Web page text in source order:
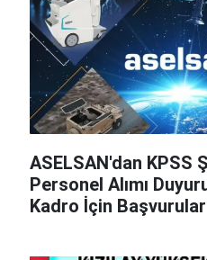
ASELSAN'dan KPSS
Personel Alımı
Kadro İçin Başvurular